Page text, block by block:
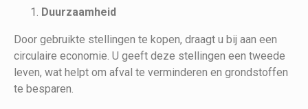
Duurzaamheid
Door gebruikte stellingen te kopen, draagt u bij aan een
circulaire economie. U geeft deze stellingen een tweede
leven, wat helpt om afval te verminderen en grondstoffen
te besparen.